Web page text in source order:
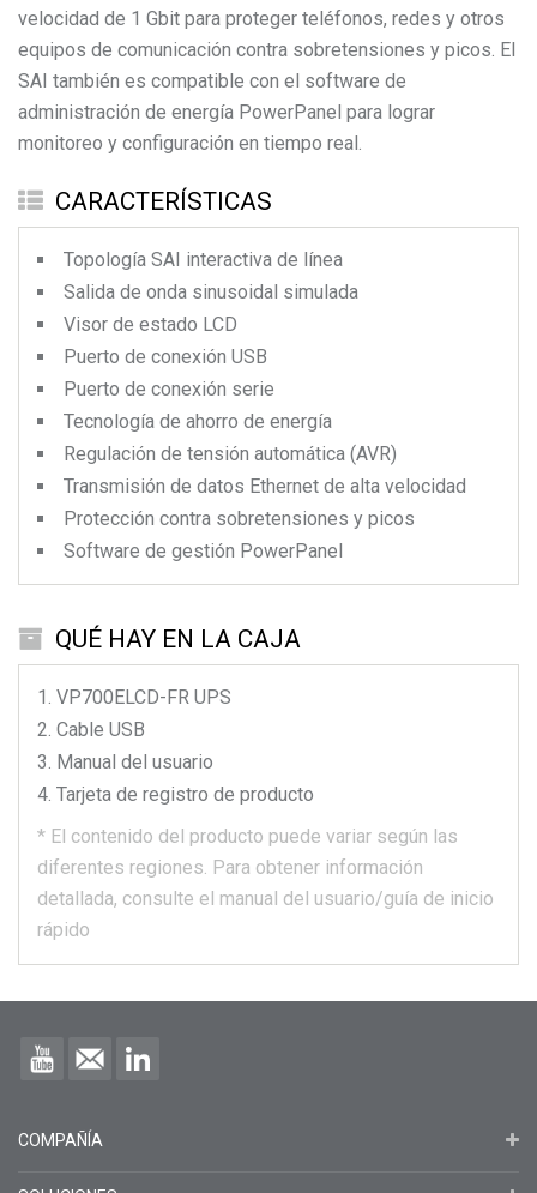
velocidad de 1 Gbit para proteger teléfonos, redes y otros
equipos de comunicación contra sobretensiones y picos. El
SAI también es compatible con el software de
administración de energía PowerPanel para lograr
monitoreo y configuración en tiempo real.
CARACTERÍSTICAS
Topología SAI interactiva de línea
Salida de onda sinusoidal simulada
Visor de estado LCD
Puerto de conexión USB
Puerto de conexión serie
Tecnología de ahorro de energía
Regulación de tensión automática (AVR)
Transmisión de datos Ethernet de alta velocidad
Protección contra sobretensiones y picos
Software de gestión PowerPanel
QUÉ HAY EN LA CAJA
VP700ELCD-FR UPS
Cable USB
Manual del usuario
Tarjeta de registro de producto
* El contenido del producto puede variar según las
diferentes regiones. Para obtener información
detallada, consulte el manual del usuario/guía de inicio
rápido
COMPAÑÍA